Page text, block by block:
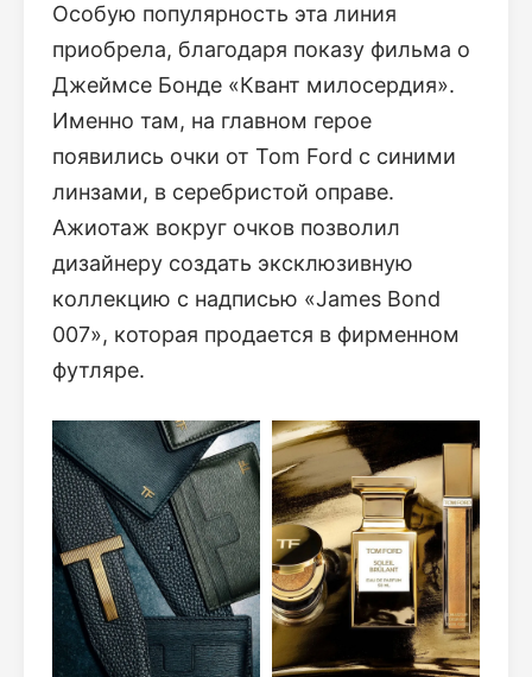
Особую популярность эта линия
приобрела, благодаря показу фильма о
Джеймсе Бонде «Квант милосердия».
Именно там, на главном герое
появились очки от Tom Ford с синими
линзами, в серебристой оправе.
Ажиотаж вокруг очков позволил
дизайнеру создать эксклюзивную
коллекцию с надписью «James Bond
007», которая продается в фирменном
футляре.